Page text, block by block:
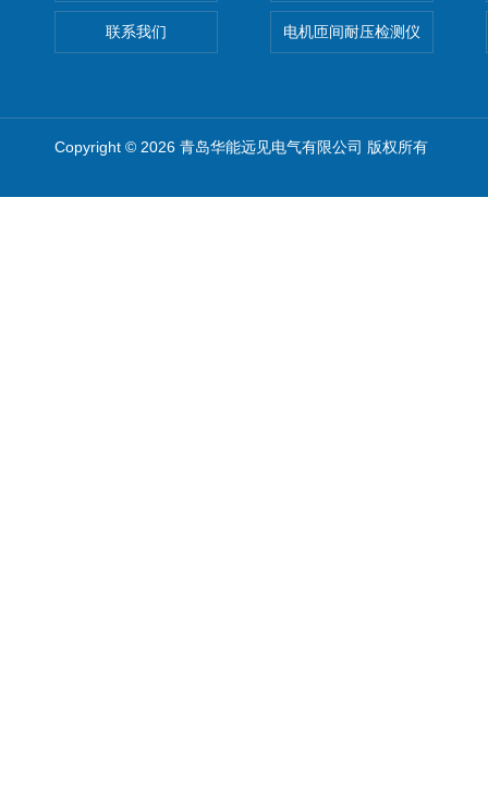
联系我们 电机匝间耐压检测仪
Copyright © 2026 青岛华能远见电气有限公司 版权所有